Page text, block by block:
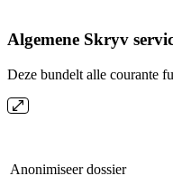
Algemene Skryv
Deze bundelt alle courante
Anonimiseer dossier